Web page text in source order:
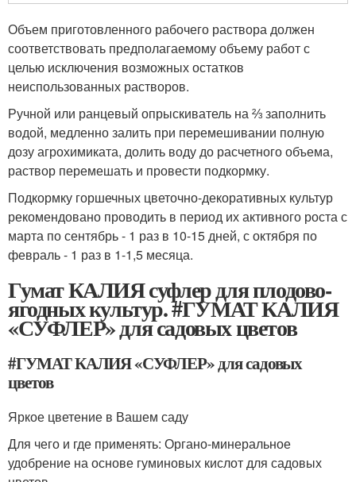
Объем приготовленного рабочего раствора должен
соответствовать предполагаемому объему работ с
целью исключения возможных остатков
неиспользованных растворов.
Ручной или ранцевый опрыскиватель на ⅔ заполнить
водой, медленно залить при перемешивании полную
дозу агрохимиката, долить воду до расчетного объема,
раствор перемешать и провести подкормку.
Подкормку горшечных цветочно-декоративных культур
рекомендовано проводить в период их активного роста с
марта по сентябрь - 1 раз в 10-15 дней, с октября по
февраль - 1 раз в 1-1,5 месяца.
Гумат КАЛИЯ суфлер для плодово-
ягодных культур. #ГУМАТ КАЛИЯ
«СУФЛЕР» для садовых цветов
#ГУМАТ КАЛИЯ «СУФЛЕР» для садовых
цветов
Яркое цветение в Вашем саду
Для чего и где применять: Органо-минеральное
удобрение на основе гуминовых кислот для садовых